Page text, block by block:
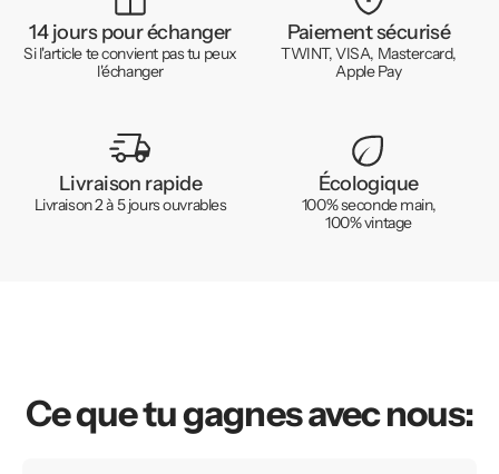
14 jours pour échanger
Si l'article te convient pas tu peux
l'échanger
Paiement sécurisé
TWINT, VISA, Mastercard,
Apple Pay
Livraison rapide
Livraison 2 à 5 jours ouvrables
Écologique
100% seconde main,
100% vintage
Ce que tu gagnes avec nous: